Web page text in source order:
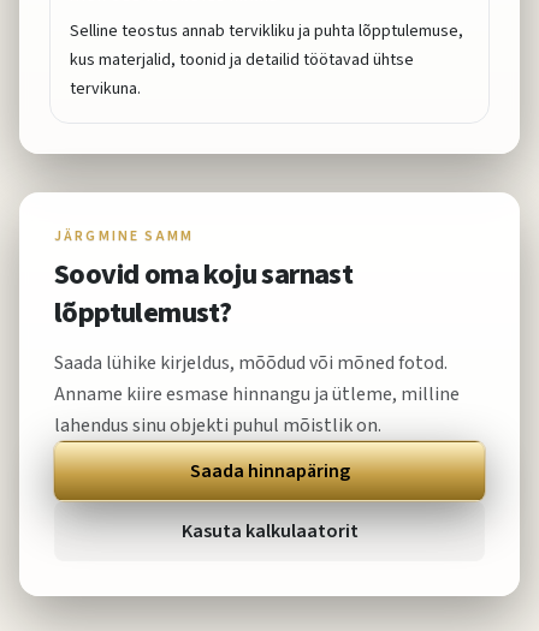
Selline teostus annab tervikliku ja puhta lõpptulemuse,
kus materjalid, toonid ja detailid töötavad ühtse
tervikuna.
JÄRGMINE SAMM
Soovid oma koju sarnast
lõpptulemust?
Saada lühike kirjeldus, mõõdud või mõned fotod.
Anname kiire esmase hinnangu ja ütleme, milline
lahendus sinu objekti puhul mõistlik on.
Saada hinnapäring
Kasuta kalkulaatorit